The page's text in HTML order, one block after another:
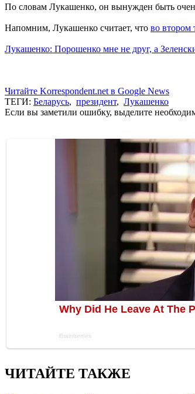
По словам Лукашенко, он вынужден быть
Напомним, Лукашенко считает, что во втором
Лукашенко: Порошенко мне не друг, а
Читайте Korrespondent.net в Google News
ТЕГИ: Беларусь, президент, Лукашенко
Если вы заметили ошибку, выделите
ЧИТАЙТЕ ТАКЖЕ